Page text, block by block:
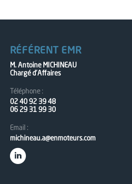
RÉFÉRENT EMR
M. Antoine MICHINEAU
Chargé d'Affaires
Téléphone :
02 40 92 39 48
06 29 31 99 30
Email :
michineau.a@enmoteurs.com